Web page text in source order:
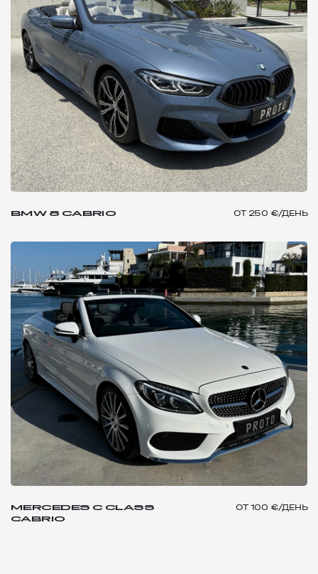
BMW 8 CABRIO ОТ250 €/ДЕНЬ
MERCEDES C CLASS
СABRIO
ОТ100 €/ДЕНЬ